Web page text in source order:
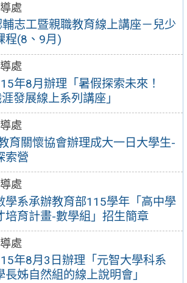
處
志工暨親職教育線上講座－兒少
程(8、9月)
處
年8月辦理「暑假探索未來！
發展線上系列講座」
處
育關懷協會辦理成大一日大學生-
索營
處
學系承辦教育部115學年「高中學
培育計畫-數學組」招生簡章
處
年8月3日辦理「元智大學科系
姊自然組的線上說明會」